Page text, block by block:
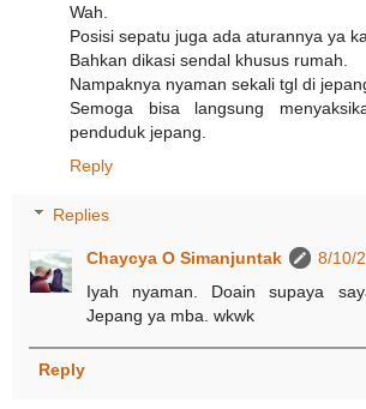
Wah.
Posisi sepatu juga ada aturannya ya
Bahkan dikasi sendal khusus rumah.
Nampaknya nyaman sekali tgl di
Semoga bisa langsung
penduduk jepang.
Reply
Replies
Chaycya O Simanjuntak
8/10/
Iyah nyaman. Doain supaya
Jepang ya mba. wkwk
Reply